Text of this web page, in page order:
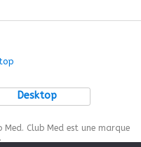
Desktop
Club Med est une marque